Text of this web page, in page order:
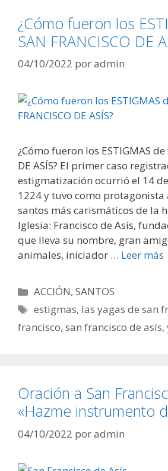
¿Cómo fueron los
SAN FRANCISCO DE
04/10/2022 poradmin
¿Cómo fueron los ESTIGMAS de
DE ASÍS? El primer caso
estigmatización ocurrió el 14
1224 y tuvo como protagonista
santos más carismáticos de la
Iglesia: Francisco de Asís,
que lleva su nombre, gran
animales, iniciador … Leer más
Categorías
ACCIÓN,SANTOS
Etiquetas
estigmas, las yagas de san
francisco, san francisco de asís,
Oración a San
«Hazme instrumento
04/10/2022 poradmin